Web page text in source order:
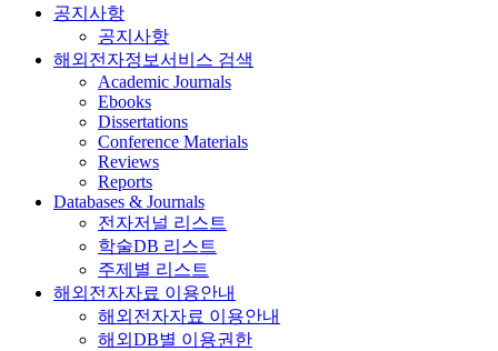
공지사항
공지사항
해외전자정보서비스 검색
Academic Journals
Ebooks
Dissertations
Conference Materials
Reviews
Reports
Databases & Journals
전자저널 리스트
학술DB 리스트
주제별 리스트
해외전자자료 이용안내
해외전자자료 이용안내
해외DB별 이용권한